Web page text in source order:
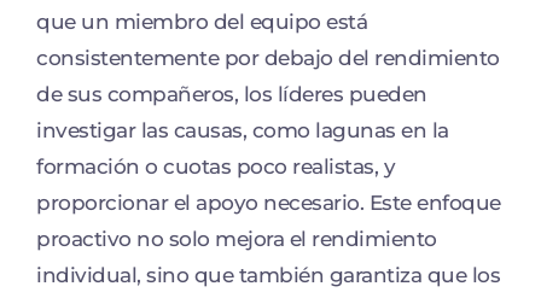
que un miembro del equipo está
consistentemente por debajo del rendimiento
de sus compañeros, los líderes pueden
investigar las causas, como lagunas en la
formación o cuotas poco realistas, y
proporcionar el apoyo necesario. Este enfoque
proactivo no solo mejora el rendimiento
individual, sino que también garantiza que los